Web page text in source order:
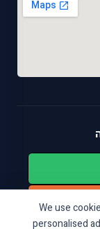
We use
personalised